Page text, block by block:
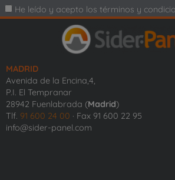
He leído y acepto los términos y
MADRID
Avenida de la Encina,4,
P.I. El Tempranar
28942 Fuenlabrada (Madrid)
Tlf. 91 600 24 00 · Fax 91 600 22 95
info@sider-panel.com